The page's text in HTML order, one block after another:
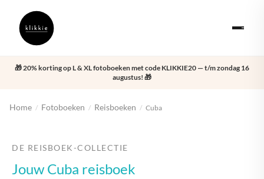
🎁 20% korting op L & XL fotoboeken met code KLIKKIE20 — t/m zondag 16
augustus! 🎁
Home / Fotoboeken / Reisboeken / Cuba
DE REISBOEK-COLLECTIE
Jouw Cuba reisboek